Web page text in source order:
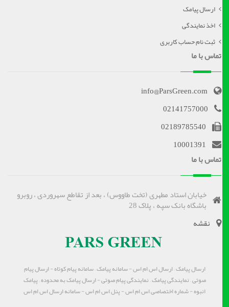
ارسال پیامک
اخذ نمایندگی
ثبت نام حساب کاربری
تماس با ما
info@ParsGreen.com
02141757000
02189785540
10001391
تماس با ما
خیابان استاد مطهری (تخت طاووس) ، بعد از تقاطع سهروردی ، روبرو
باشگاه بانک سپه ، پلاک 28
نقشه
ارسال پیامک – ارسال اس ام اس - سامانه پیامک – سامانه پیام کوتاه - ارسال پیام
صوتی – نمایندگی پیامک – نمایندگی پیام صوتی - ارسال پیامک به محدوده – پیامک
انبوه - شماره اختصاصی اس ام اس - پنل اس ام اس - سامانه ارسال اس ام اس